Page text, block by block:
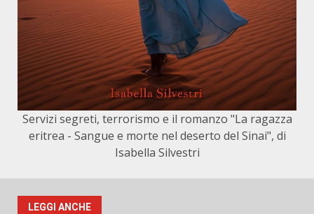
Servizi segreti, terrorismo e il romanzo "La ragazza
eritrea - Sangue e morte nel deserto del Sinai", di
Isabella Silvestri
LEGGI ANCHE